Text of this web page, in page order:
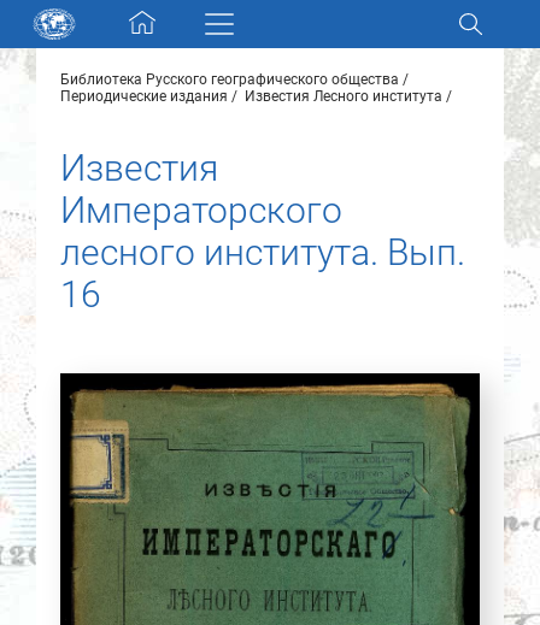
Skip navigation
Разделы и коллекции
Электронный каталог
Новости
О нас
Контакты
Партнеры
Библиотека Русского географического общества
Периодические издания
Известия Лесного института
Известия
Императорского
лесного института. Вып.
16